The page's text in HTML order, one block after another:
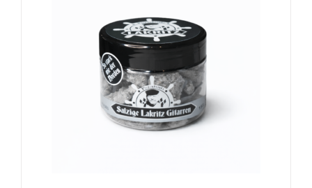
Varianten
auf.
Die
Optionen
können
auf